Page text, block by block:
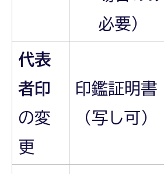
必要）
代表
者印
の変
更
印鑑証明書
（写し可）